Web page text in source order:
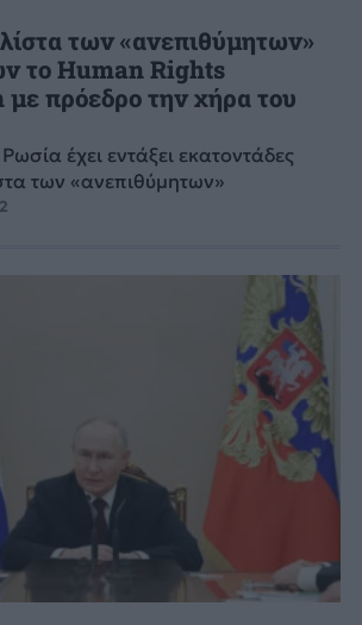
των «ανεπιθύμητων»
το Human Rights
πρόεδρο την χήρα του
έχει εντάξει εκατοντάδες
των «ανεπιθύμητων»